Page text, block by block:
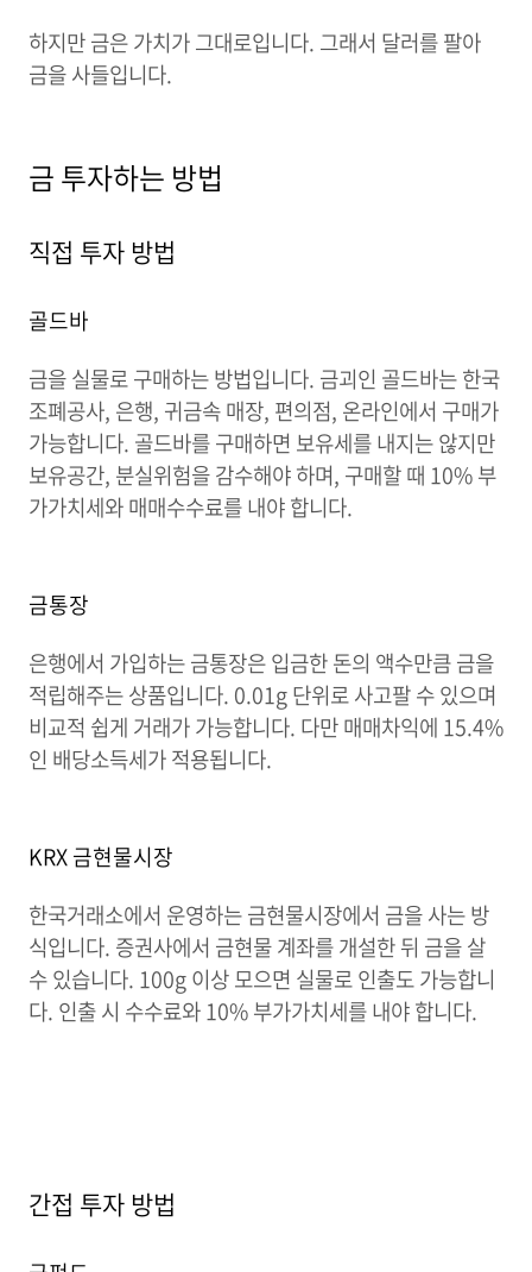
하지만 금은 가치가 그대로입니다. 그래서 달러를 팔아
금을 사들입니다.
금 투자하는 방법
직접 투자 방법
골드바
금을 실물로 구매하는 방법입니다. 금괴인 골드바는 한국
조폐공사, 은행, 귀금속 매장, 편의점, 온라인에서 구매가
가능합니다. 골드바를 구매하면 보유세를 내지는 않지만
보유공간, 분실위험을 감수해야 하며, 구매할 때 10% 부
가가치세와 매매수수료를 내야 합니다.
금통장
은행에서 가입하는 금통장은 입금한 돈의 액수만큼 금을
적립해주는 상품입니다. 0.01g 단위로 사고팔 수 있으며
비교적 쉽게 거래가 가능합니다. 다만 매매차익에 15.4%
인 배당소득세가 적용됩니다.
KRX 금현물시장
한국거래소에서 운영하는 금현물시장에서 금을 사는 방
식입니다. 증권사에서 금현물 계좌를 개설한 뒤 금을 살
수 있습니다. 100g 이상 모으면 실물로 인출도 가능합니
다. 인출 시 수수료와 10% 부가가치세를 내야 합니다.
간접 투자 방법